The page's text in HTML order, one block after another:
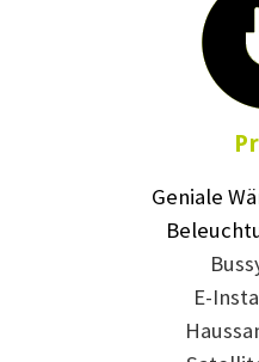
Geniale
E-